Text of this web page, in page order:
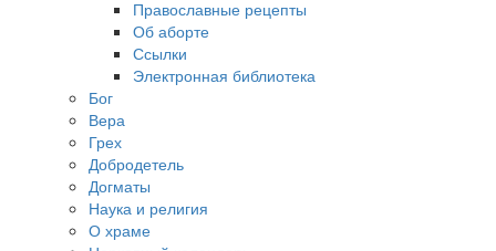
Православные рецепты
Об аборте
Ссылки
Электронная библиотека
Бог
Вера
Грех
Добродетель
Догматы
Наука и религия
О храме